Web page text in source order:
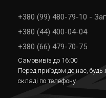
+380 (99) 480-79-10 -
+380 (44) 400-04-04
+380 (66) 479-70-75
Самовивіз до 16:00
Перед приїздом до нас,
складі по телефону